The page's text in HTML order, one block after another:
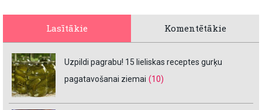
Lasītākie Komentētākie
Uzpildi pagrabu! 15 lieliskas receptes gurķu
pagatavošanai ziemai (10)